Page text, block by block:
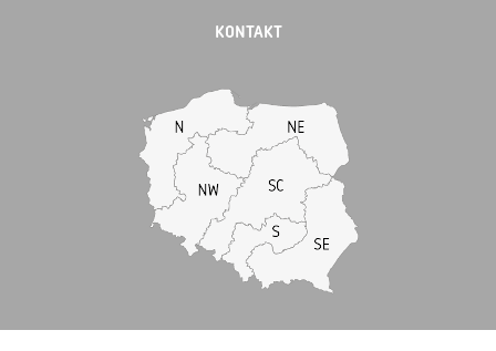
KONTAKT